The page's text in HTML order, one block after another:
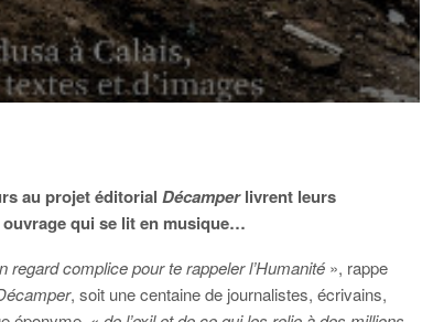
au projet éditorial Décamperlivrent leurs
qui se lit en musique…
complice pour te rappeler l’Humanité », rappe
, soit une centaine de journalistes, écrivains,